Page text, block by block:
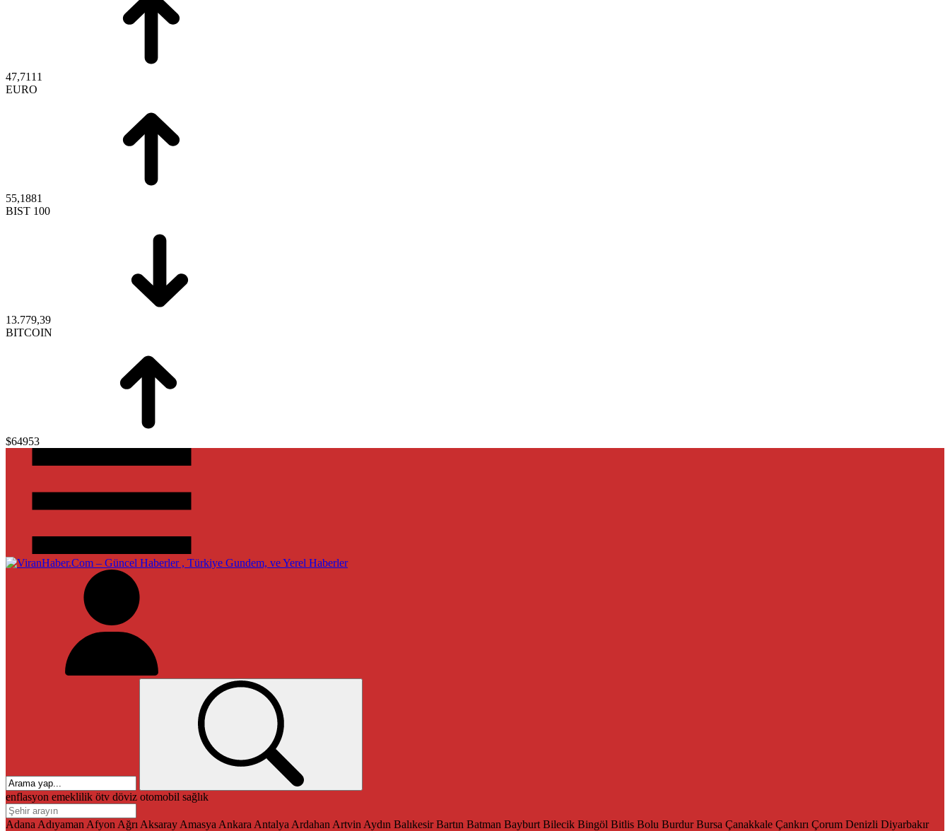
47,7111
EURO
55,1881
BIST 100
13.779,39
BITCOIN
$64953
enflasyon emeklilik ötv döviz otomobil sağlık
Adana Adıyaman Afyon Ağrı Aksaray Amasya Ankara Antalya Ardahan Artvin Aydın Balıkesir Bartın Batman Bayburt Bilecik Bingöl Bitlis Bolu Burdur Bursa Çanakkale Çankırı Çorum Denizli Diyarbakır